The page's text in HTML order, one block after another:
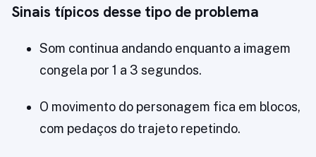
Sinais típicos desse tipo de problema
Som continua andando enquanto a imagem
congela por 1 a 3 segundos.
O movimento do personagem fica em blocos,
com pedaços do trajeto repetindo.